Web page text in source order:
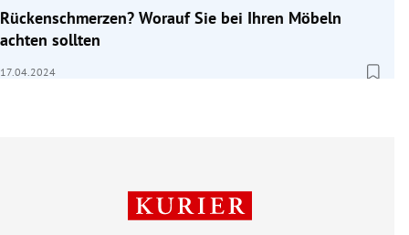
Rückenschmerzen? Worauf Sie bei Ihren Möbeln
achten sollten
17.04.2024